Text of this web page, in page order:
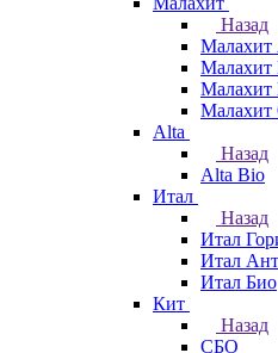
Назад
Малахит
Малахит
Малахит
Alta
Назад
Alta Bio
Итал
Назад
Итал
Итал
Итал Био
Кит
Назад
СБО